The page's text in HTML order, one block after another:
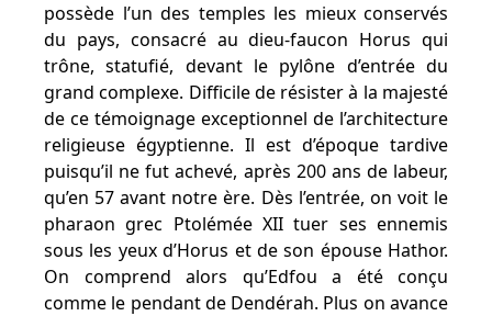
possède l’un des temples les mieux conservés
du pays, consacré au dieu-faucon Horus qui
trône, statufié, devant le pylône d’entrée du
grand complexe. Difficile de résister à la majesté
de ce témoignage exceptionnel de l’architecture
religieuse égyptienne. Il est d’époque tardive
puisqu’il ne fut achevé, après 200 ans de labeur,
qu’en 57 avant notre ère. Dès l’entrée, on voit le
pharaon grec Ptolémée XII tuer ses ennemis
sous les yeux d’Horus et de son épouse Hathor.
On comprend alors qu’Edfou a été conçu
comme le pendant de Dendérah. Plus on avance